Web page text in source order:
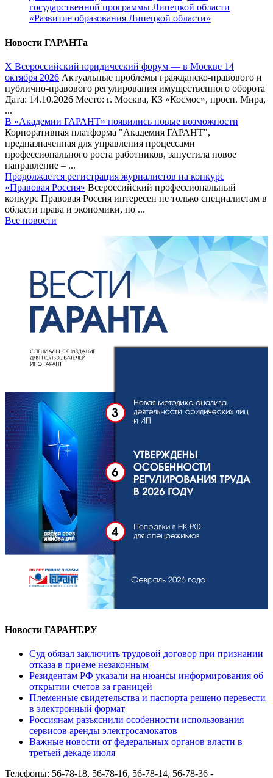
государственной программы Липецкой области
«Развитие образования Липецкой области»
Новости ГАРАНТа
Х Всероссийский юридический форум — в Москве 14
октября 2026 Актуальные проблемы гражданско-правового и
публично-правового регулирования имущественного оборота
Дата: 14.10.2026 Место: г. Москва, КЗ «Космос», просп. Мира,
...
В «Академии ГАРАНТ» появились новые возможности
Корпоративная платформа "Академия ГАРАНТ",
предназначенная для управления процессами
профессионального роста работников, запустила новое
направление – ...
Продолжается регистрация журналистов на конкурс
«Правовая Россия» Всероссийский профессиональный
конкурс Правовая Россия интересен не только специалистам в
области права и экономики, но ...
Все новости
Новости ГАРАНТ.РУ
Суд обязал заключить трудовой договор при признании
отказа в приеме незаконным
Резидентам РФ указали на нюансы информирования об
открытии счетов за границей
Племенные свидетельства и паспорта решено перевести
в электронный формат
Россиянам разъяснили особенности использования
сервисов аренды электросамокатов
Важные новости от федеральных органов власти в
третьей декаде июля
Телефоны: 56-78-18, 56-78-16, 56-78-14, 56-78-36 -